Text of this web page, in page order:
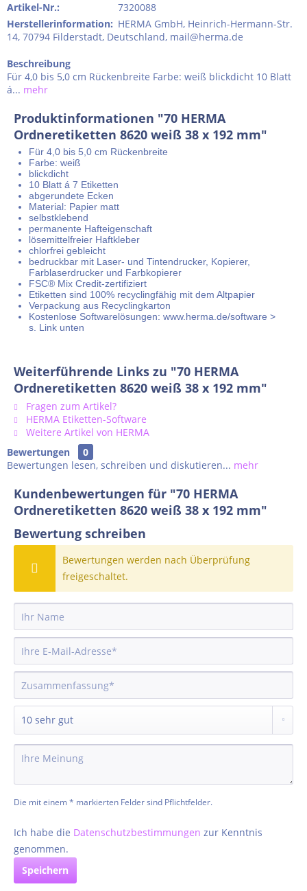
Artikel-Nr.:
7320088
Herstellerinformation: HERMA GmbH, Heinrich-Hermann-Str.
14, 70794 Filderstadt, Deutschland, mail@herma.de
Beschreibung
Für 4,0 bis 5,0 cm Rückenbreite Farbe: weiß blickdicht 10 Blatt
á... mehr
Produktinformationen "70 HERMA
Ordneretiketten 8620 weiß 38 x 192 mm"
Für 4,0 bis 5,0 cm Rückenbreite
Farbe: weiß
blickdicht
10 Blatt á 7 Etiketten
abgerundete Ecken
Material: Papier matt
selbstklebend
permanente Hafteigenschaft
lösemittelfreier Haftkleber
chlorfrei gebleicht
bedruckbar mit Laser- und Tintendrucker, Kopierer,
Farblaserdrucker und Farbkopierer
FSC® Mix Credit-zertifiziert
Etiketten sind 100% recyclingfähig mit dem Altpapier
Verpackung aus Recyclingkarton
Kostenlose Softwarelösungen: www.herma.de/software >
s. Link unten
Weiterführende Links zu "70 HERMA
Ordneretiketten 8620 weiß 38 x 192 mm"
Fragen zum Artikel?
HERMA Etiketten-Software
Weitere Artikel von HERMA
Bewertungen
0
Bewertungen lesen, schreiben und diskutieren... mehr
Kundenbewertungen für "70 HERMA
Ordneretiketten 8620 weiß 38 x 192 mm"
Bewertung schreiben
Bewertungen werden nach Überprüfung
freigeschaltet.
Die mit einem * markierten Felder sind Pflichtfelder.
Ich habe die Datenschutzbestimmungen zur Kenntnis
genommen.
Speichern